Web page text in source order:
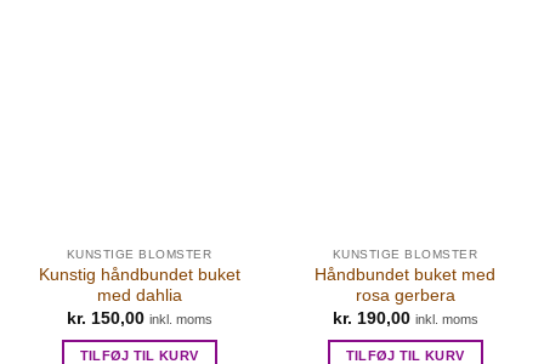
KUNSTIGE BLOMSTER
Kunstig håndbundet buket
med dahlia
kr. 150,00 inkl. moms
TILFØJ TIL KURV
KUNSTIGE BLOMSTER
Håndbundet buket med
rosa gerbera
kr. 190,00 inkl. moms
TILFØJ TIL KURV